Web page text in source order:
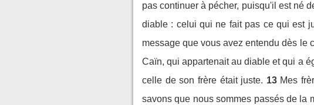
pas continuer à pécher, puisqu'il est né
diable : celui qui ne fait pas ce qui est
message que vous avez entendu dès le
Caïn, qui appartenait au diable et qui a
celle de son frère était juste. 13 Mes
savons que nous sommes passés de la